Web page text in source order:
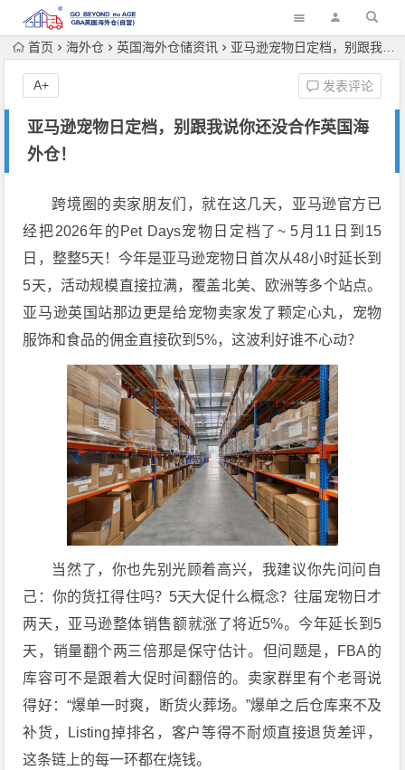
首页 海外仓 英国海外仓储资讯 亚马逊宠物日定档，别跟我说你还没合作英国海外仓！
亚马逊宠物日定档，别跟我说你还没合作英国海
外仓！
发表评论
A+
跨境圈的卖家朋友们，就在这几天，亚马逊官方已
经把2026年的Pet Days宠物日定档了~ 5月11日到15
日，整整5天！今年是亚马逊宠物日首次从48小时延长到
5天，活动规模直接拉满，覆盖北美、欧洲等多个站点。
亚马逊英国站那边更是给宠物卖家发了颗定心丸，宠物
服饰和食品的佣金直接砍到5%，这波利好谁不心动？
当然了，你也先别光顾着高兴，我建议你先问问自
己：你的货扛得住吗？5天大促什么概念？往届宠物日才
两天，亚马逊整体销售额就涨了将近5%。今年延长到5
天，销量翻个两三倍那是保守估计。但问题是，FBA的
库容可不是跟着大促时间翻倍的。卖家群里有个老哥说
得好：“爆单一时爽，断货火葬场。”爆单之后仓库来不及
补货，Listing掉排名，客户等得不耐烦直接退货差评，
这条链上的每一环都在烧钱。